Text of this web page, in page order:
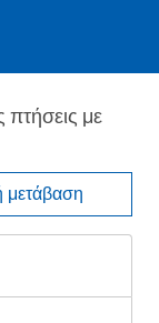
πτήσεις με